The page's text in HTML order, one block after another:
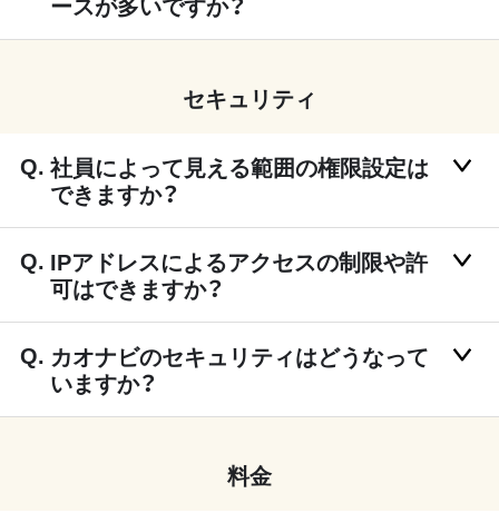
セキュリティ
社員によって見える範囲の権限設定は
できますか？
IPアドレスによるアクセスの制限や許
可はできますか？
カオナビのセキュリティはどうなって
いますか？
料金